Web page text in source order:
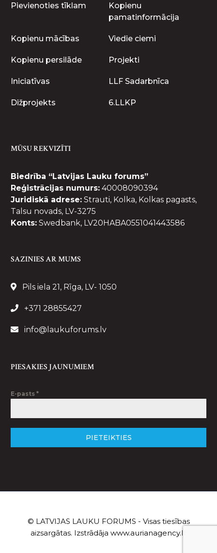
Pievienoties tīklam
Kopienu
pamatinformācija
Kopienu mācības Viedie ciemi
Kopienu persilāde Projekti
Iniciatīvas LLF Sadarbnīca
Dižprojekts 6.LLKP
MŪSU REKVIZĪTI
Biedrība “Latvijas Lauku forums”
Reģistrācijas numurs: 40008090394
Juridiskā adrese: Strauti, Kolka, Kolkas pagasts,
Talsu novads, LV-3275
Konts: Swedbank, LV20HABA0551041443586
SAZINIES AR MUMS
Pils iela 21, Rīga, LV- 1050
+371 28855427
info@laukuforums.lv
PIESAKIES JAUNUMIEM
E-pasts*
PIETEIKTIES
© LATVIJAS LAUKU FORUMS - Visas tiesības
aizsargātas. Izstrādāja www.aurianagency.lv